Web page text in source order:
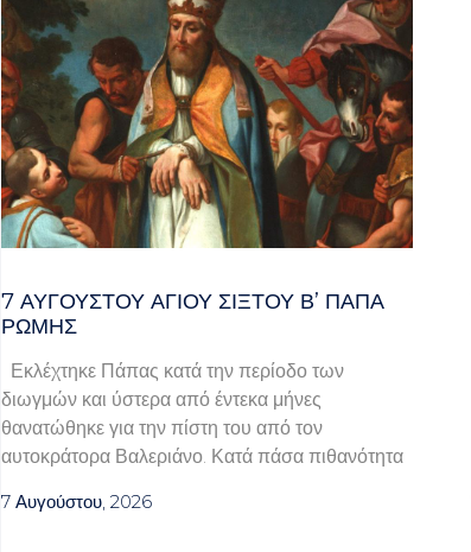
7 ΑΥΓΟΥΣΤΟΥ ΑΓΙΟΥ ΣΙΞΤΟΥ Β’ ΠΑΠΑ
ΡΩΜΗΣ
Εκλέχτηκε Πάπας κατά την περίοδο των
διωγμών και ύστερα από έντεκα μήνες
θανατώθηκε για την πίστη του από τον
αυτοκράτορα Βαλεριάνο. Κατά πάσα πιθανότητα
7 Αυγούστου, 2026